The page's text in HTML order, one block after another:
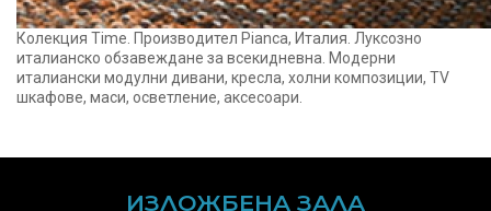
Колекция Time. Производител Pianca, Италия. Луксозно
италианско обзавеждане за всекидневна. Модерни
италиански модулни дивани, кресла, холни композиции, TV
шкафове, маси, осветление, аксесоари.
ИЗЛОЖБЕНА ЗАЛА